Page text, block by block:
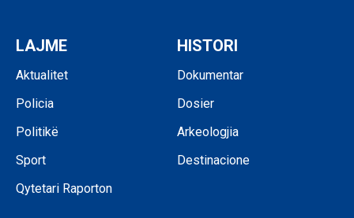
LAJME
Aktualitet
Policia
Politikë
Sport
Qytetari Raporton
HISTORI
Dokumentar
Dosier
Arkeologjia
Destinacione